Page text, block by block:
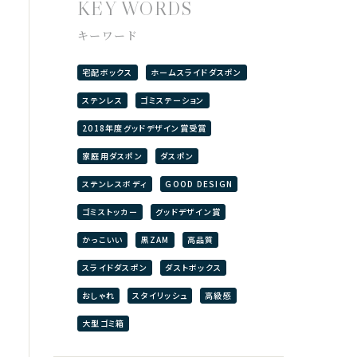
KEY WORDS
キーワード
宅配ボックス ホームスライドダスポン
ステンレス ゴミステーション
2018年度グッドデザイン賞受賞
家庭用ダスポン ダスポン
ステンレスボディ GOOD DESIGN
ゴミストッカー グッドデザイン賞
かっこいい 黒ZAM 高品質
スライドダスポン ダストボックス
おしゃれ スタイリッシュ 高級感
大型ゴミ箱